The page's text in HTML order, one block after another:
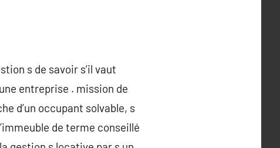
s de savoir s’il vaut
entreprise . mission de
d’un occupant solvable, s
de terme conseillé